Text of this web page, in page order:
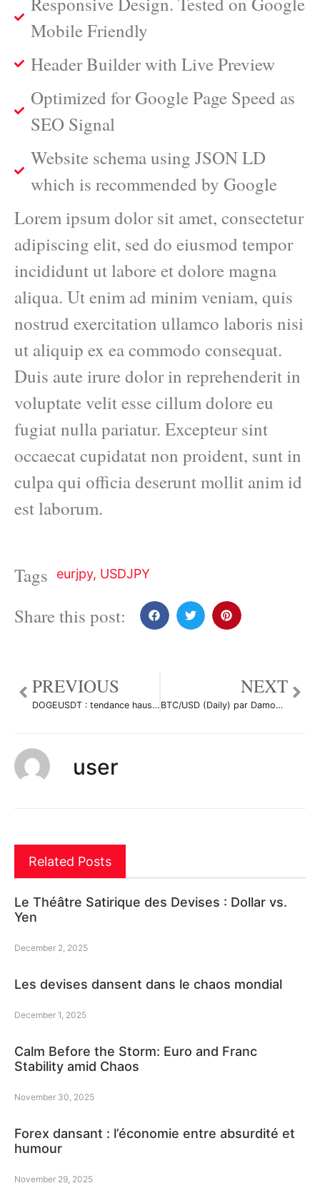
Mobile Friendly
Header Builder with Live Preview
Optimized for Google Page Speed as
SEO Signal
Website schema using JSON LD
which is recommended by Google
Lorem ipsum dolor sit amet, consectetur
adipiscing elit, sed do eiusmod tempor
incididunt ut labore et dolore magna
aliqua. Ut enim ad minim veniam, quis
nostrud exercitation ullamco laboris nisi
ut aliquip ex ea commodo consequat.
Duis aute irure dolor in reprehenderit in
voluptate velit esse cillum dolore eu
fugiat nulla pariatur. Excepteur sint
occaecat cupidatat non proident, sunt in
culpa qui officia deserunt mollit anim id
est laborum.
Tags eurjpy, USDJPY
Share this post:
PREVIOUS
DOGEUSDT : tendance haussière ? par BeginnerTrader93
NEXT
BTC/USD (Daily) par Damo5444
user
Related Posts
Le Théâtre Satirique des Devises : Dollar vs.
Yen
December 2, 2025
Les devises dansent dans le chaos mondial
December 1, 2025
Calm Before the Storm: Euro and Franc
Stability amid Chaos
November 30, 2025
Forex dansant : l’économie entre absurdité et
humour
November 29, 2025